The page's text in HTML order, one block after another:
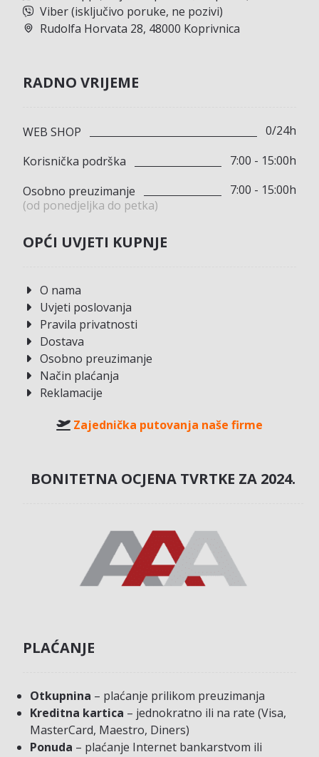
Viber (isključivo poruke, ne pozivi)
Rudolfa Horvata 28, 48000 Koprivnica
RADNO VRIJEME
WEB SHOP
0/24h
Korisnička podrška
7:00 - 15:00h
Osobno preuzimanje
(od ponedjeljka do petka)
7:00 - 15:00h
OPĆI UVJETI KUPNJE
O nama
Uvjeti poslovanja
Pravila privatnosti
Dostava
Osobno preuzimanje
Način plaćanja
Reklamacije
Zajednička putovanja naše firme
BONITETNA OCJENA TVRTKE ZA 2024.
PLAĆANJE
Otkupnina – plaćanje prilikom preuzimanja
Kreditna kartica – jednokratno ili na rate (Visa,
MasterCard, Maestro, Diners)
Ponuda – plaćanje Internet bankarstvom ili